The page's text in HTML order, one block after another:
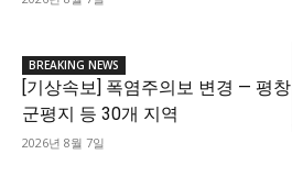
BREAKING NEWS
[기상속보] 폭염주의보 변경 — 평창
군평지 등 30개 지역
2026년 8월 7일